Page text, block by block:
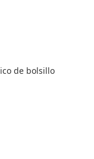
de bolsillo